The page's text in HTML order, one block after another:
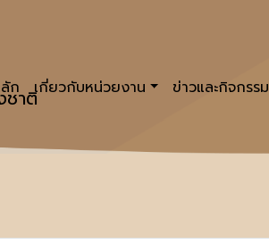
ชาติ
ก เกี่ยวกับหน่วยงาน ข่าวและกิจกรรม